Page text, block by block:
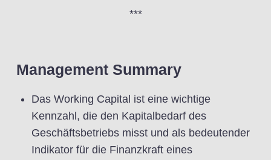
***
Management Summary
Das Working Capital ist eine wichtige
Kennzahl, die den Kapitalbedarf des
Geschäftsbetriebs misst und als bedeutender
Indikator für die Finanzkraft eines